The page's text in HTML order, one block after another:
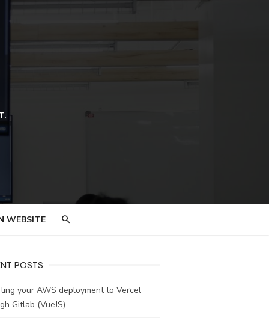
WEBSITE
POSTS
your AWS deployment to Vercel
Gitlab (VueJS)